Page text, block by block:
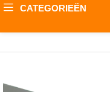
CATEGORIEËN